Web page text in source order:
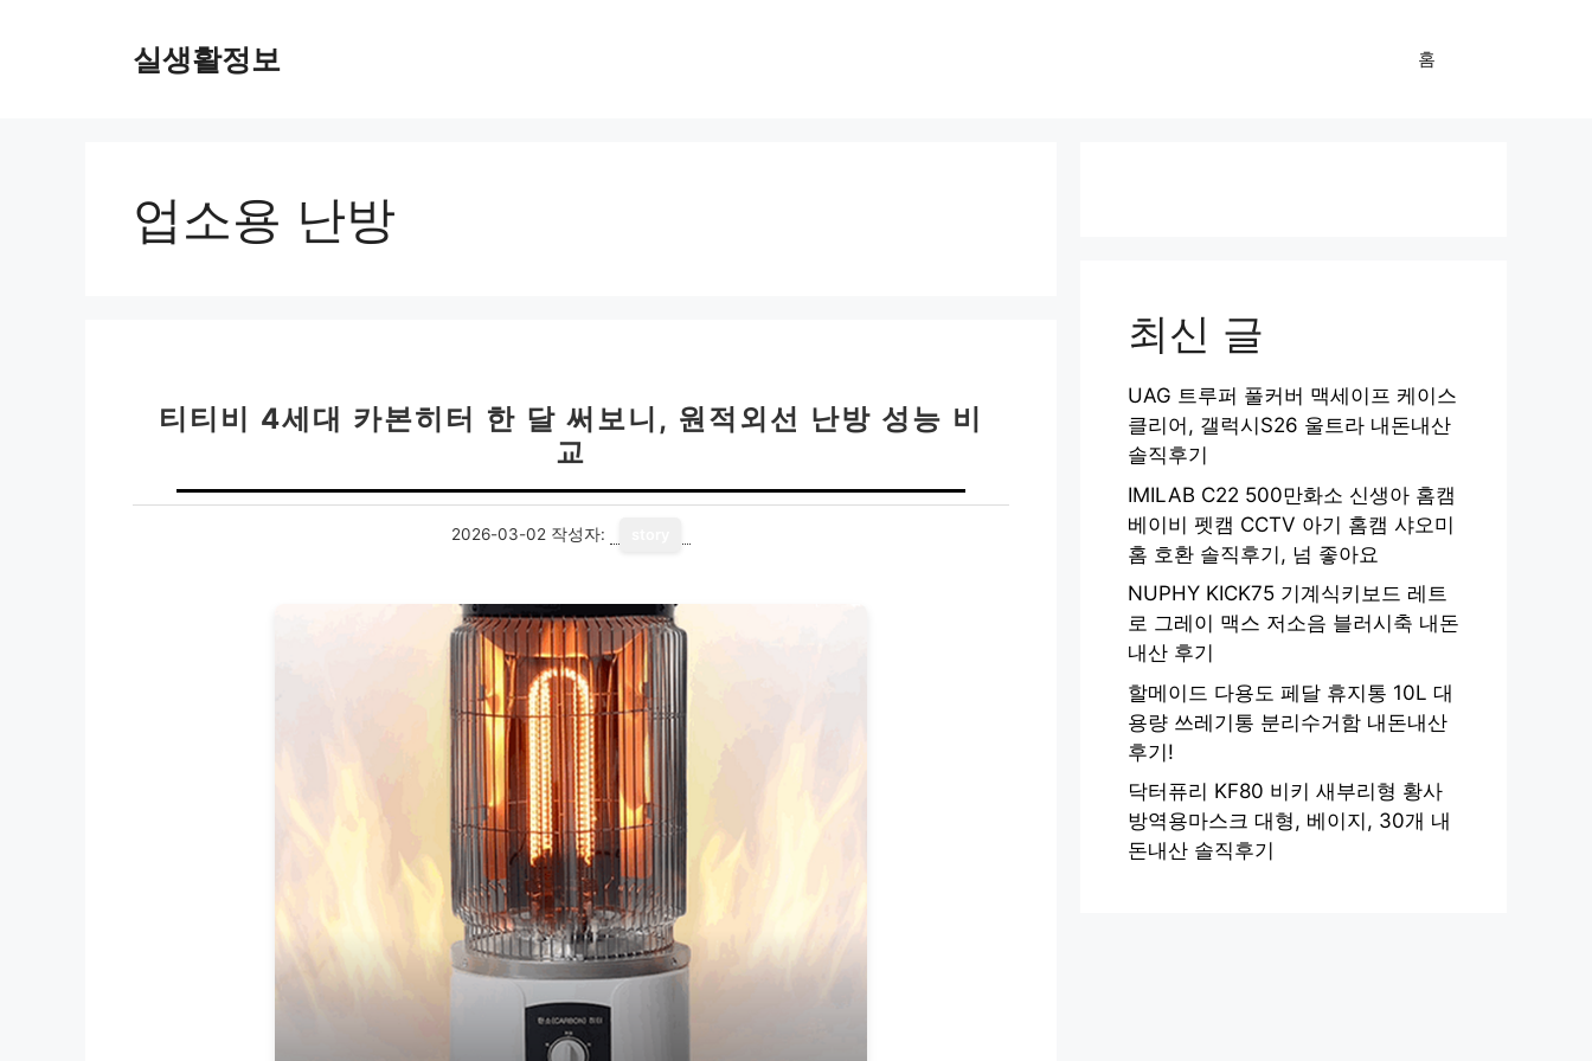
실생활정보 홈
업소용 난방
티티비 4세대 카본히터 한 달 써보니, 원적외선 난방 성능 비
교
2026-03-02 작성자:
최신 글
UAG 트루퍼 풀커버 맥세이프 케이스
클리어, 갤럭시S26 울트라 내돈내산
솔직후기
IMILAB C22 500만화소 신생아 홈캠
베이비 펫캠 CCTV 아기 홈캠 샤오미
홈 호환 솔직후기, 넘 좋아요
NUPHY KICK75 기계식키보드 레트
로 그레이 맥스 저소음 블러시축 내돈
내산 후기
할메이드 다용도 페달 휴지통 10L 대
용량 쓰레기통 분리수거함 내돈내산
후기!
닥터퓨리 KF80 비키 새부리형 황사
방역용마스크 대형, 베이지, 30개 내
돈내산 솔직후기